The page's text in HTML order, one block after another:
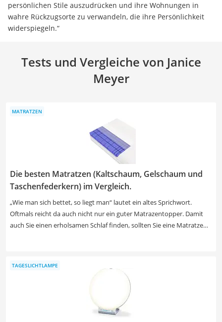
persönlichen Stile auszudrücken und ihre Wohnungen in
wahre Rückzugsorte zu verwandeln, die ihre Persönlichkeit
widerspiegeln.“
Tests und Vergleiche von Janice
Meyer
Die besten Matratzen (Kaltschaum, Gelschaum und
Taschenfederkern) im Vergleich.
„Wie man sich bettet, so liegt man“ lautet ein altes Sprichwort.
Oftmals reicht da auch nicht nur ein guter Matrazentopper. Damit
auch Sie einen erholsamen Schlaf finden, sollten Sie eine Matratze
unterscheiden. Auch der Härtegrad Ihrer Matratze sollte individuell
auf Ihre Bedürfnisse abgestimmt sein. Besonders bequeme
Matratzen verfügen über mehrere Liegezonen. Wählen Sie jetzt aus
unserer Test- bzw. Vergleichstabelle, damit Sie nach dem Kauf Ihrer
Matratze kein böses Erwachen haben.
MATRATZEN
TAGESLICHTLAMPE